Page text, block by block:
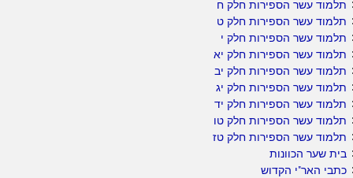
תלמוד עשר הספירות חלק ח
תלמוד עשר הספירות חלק ט
תלמוד עשר הספירות חלק י
תלמוד עשר הספירות חלק יא
תלמוד עשר הספירות חלק יב
תלמוד עשר הספירות חלק יג
תלמוד עשר הספירות חלק יד
תלמוד עשר הספירות חלק טו
תלמוד עשר הספירות חלק טז
בית שער הכוונות
כתבי האר"י הקדוש